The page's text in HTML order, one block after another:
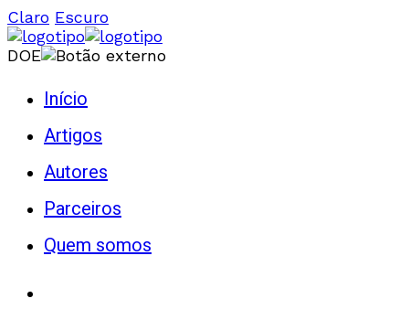
Claro Escuro
DOE
Início
Artigos
Autores
Parceiros
Quem somos